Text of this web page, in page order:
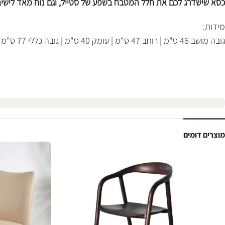
מידות:
גובה מושב 46 ס"מ | רוחב 47 ס"מ | עומק 40 ס"מ | גובה כללי 77 ס"מ
מוצרים דומים